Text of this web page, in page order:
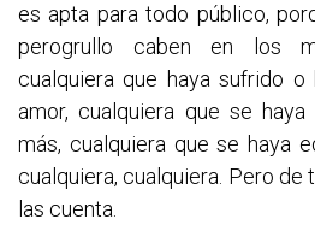
es apta para todo público,
perogrullo caben en los
cualquiera que haya sufrido
amor, cualquiera que se
más, cualquiera que se haya
cualquiera, cualquiera. Pero de
las cuenta.